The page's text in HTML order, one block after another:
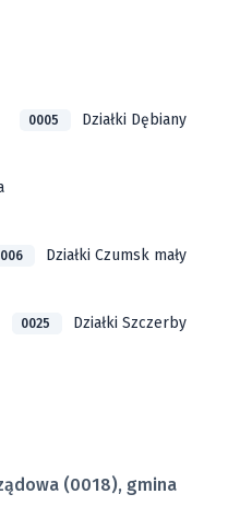
0005 Działki Dębiany
Działki Czumsk mały
0025 Działki Szczerby
(0018), gmina